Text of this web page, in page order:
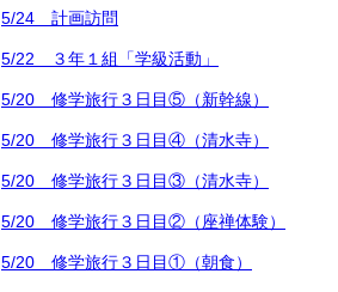
5/24 計画訪問
5/22 ３年１組「学級活動」
5/20 修学旅行３日目⑤（新幹線）
5/20 修学旅行３日目④（清水寺）
5/20 修学旅行３日目③（清水寺）
5/20 修学旅行３日目②（座禅体験）
5/20 修学旅行３日目①（朝食）